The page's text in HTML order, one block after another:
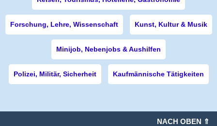
Forschung, Lehre, Wissenschaft Kunst, Kultur & Musik
Minijob, Nebenjobs & Aushilfen
Polizei, Militär, Sicherheit Kaufmännische Tätigkeiten
NACH OBEN ⇑